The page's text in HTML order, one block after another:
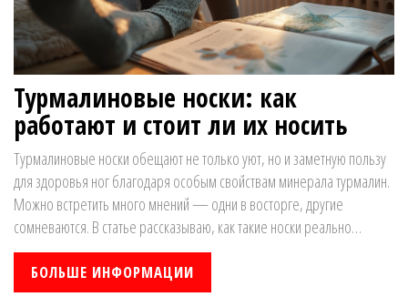
Турмалиновые носки: как
работают и стоит ли их носить
Турмалиновые носки обещают не только уют, но и заметную пользу
для здоровья ног благодаря особым свойствам минерала турмалин.
Можно встретить много мнений — одни в восторге, другие
сомневаются. В статье рассказываю, как такие носки реально
работают, какой принцип их воздействия, кому они могут помочь и
чего ждать на практике. Поговорим о том, как выбрать хорошие
носки и есть ли у них ограничения по применению.
БОЛЬШЕ ИНФОРМАЦИИ